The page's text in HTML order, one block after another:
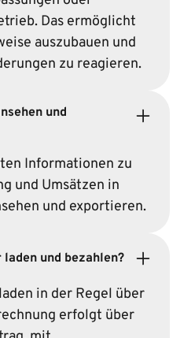
Das ermöglicht
auszubauen und
zu reagieren.
und
Informationen zu
und Umsätzen in
und exportieren.
und bezahlen?
in der Regel über
erfolgt über